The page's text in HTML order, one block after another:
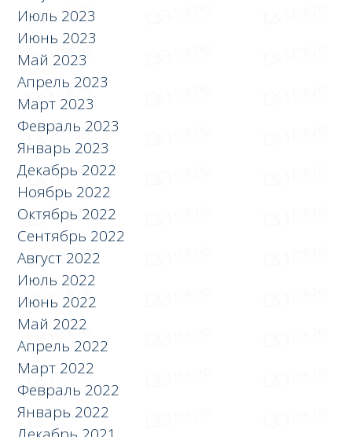
Июль 2023
Июнь 2023
Май 2023
Апрель 2023
Март 2023
Февраль 2023
Январь 2023
Декабрь 2022
Ноябрь 2022
Октябрь 2022
Сентябрь 2022
Август 2022
Июль 2022
Июнь 2022
Май 2022
Апрель 2022
Март 2022
Февраль 2022
Январь 2022